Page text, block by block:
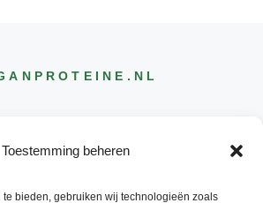
Toestemming beheren
te bieden, gebruiken wij technologieën zoals
.NL